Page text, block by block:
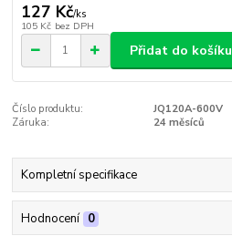
127 Kč/ks
105 Kč bez DPH
Přidat do košíku
Číslo produktu:
JQ120A-600V
Záruka:
24 měsíců
Kompletní specifikace
Hodnocení 0